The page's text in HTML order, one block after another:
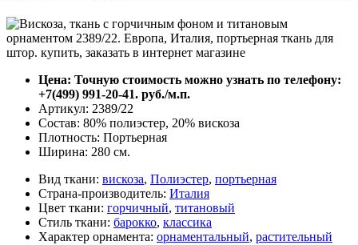
Цена: Точную стоимость можно узнать по телефону:
+7(499) 991-20-41. руб./м.п.
Артикул: 2389/22
Состав: 80% полиэстер, 20% вискоза
Плотность: Портьерная
Ширина: 280 см.
Вид ткани: вискоза, Полиэстер, портьерная
Страна-производитель: Италия
Цвет ткани: горчичный, титановый
Стиль ткани: барокко, классика
Характер орнамента: орнаментальный, растительный